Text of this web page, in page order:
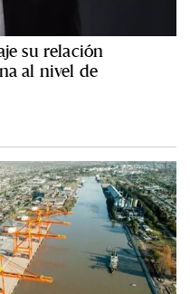
su relación
al nivel de